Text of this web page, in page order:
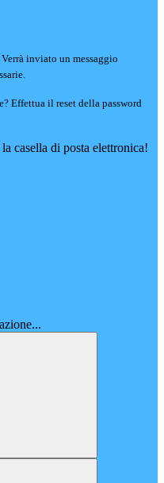
Verrà inviato un messaggio
Effettua il reset della password
casella di posta elettronica!